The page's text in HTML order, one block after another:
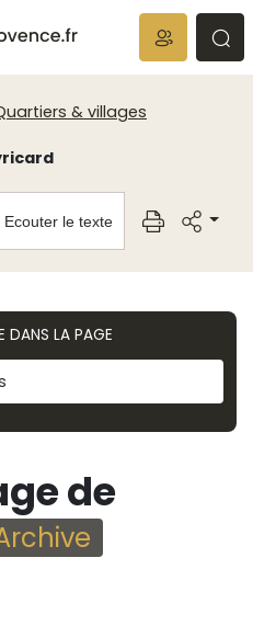
& villages
Ecouter le texte
DANS LA PAGE
de